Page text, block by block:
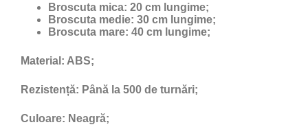
Broscuta mica: 20 cm lungime;
Broscuta medie: 30 cm lungime;
Broscuta mare: 40 cm lungime;
Material: ABS;
Rezistență: Până la 500 de turnări;
Culoare: Neagră;